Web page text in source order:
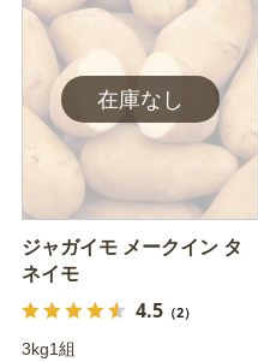
ジャガイモ メークイン タ
ネイモ
4.5（2）
3kg1組